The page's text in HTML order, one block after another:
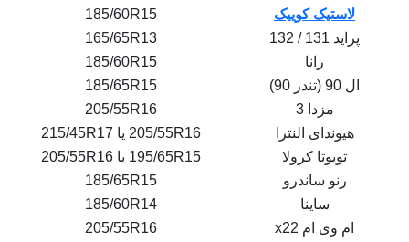
لاستیک کوییک
185/60R15
پراید 131 / 132
165/65R13
رانا
185/60R15
ال 90 (تندر 90)
185/65R15
مزدا 3
205/55R16
هیوندای النترا
205/55R16 یا 215/45R17
تویوتا کرولا
195/65R15 یا 205/55R16
رنو ساندرو
185/65R15
ساینا
185/60R14
ام وی ام x22
205/55R16